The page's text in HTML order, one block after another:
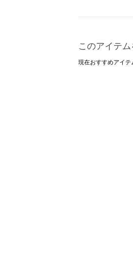
このアイテ
現在おすすめアイテ